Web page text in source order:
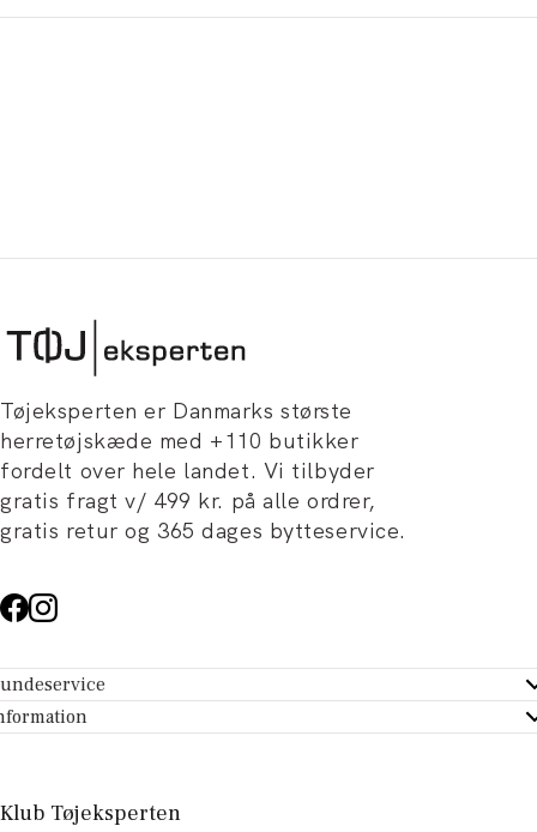
Tøjeksperten er Danmarks største
herretøjskæde med +110 butikker
fordelt over hele landet. Vi tilbyder
gratis fragt v/ 499 kr. på alle ordrer,
gratis retur og 365 dages bytteservice.
- Hjælpecenter
dit køb
Tøjeksperten
og artikler
Klub Tøjeksperten